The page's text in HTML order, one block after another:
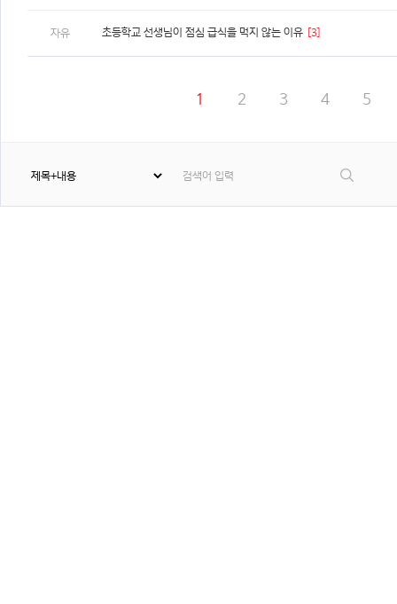
자유 초등학교 선생님이 점심 급식을 먹지 않는 이유 [3]
1 2 3 4 5